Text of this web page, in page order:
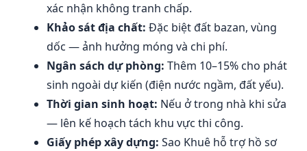
xác nhận không tranh chấp.
Khảo sát địa chất: Đặc biệt đất bazan, vùng
dốc — ảnh hưởng móng và chi phí.
Ngân sách dự phòng: Thêm 10–15% cho phát
sinh ngoài dự kiến (điện nước ngầm, đất yếu).
Thời gian sinh hoạt: Nếu ở trong nhà khi sửa
— lên kế hoạch tách khu vực thi công.
Giấy phép xây dựng: Sao Khuê hỗ trợ hồ sơ